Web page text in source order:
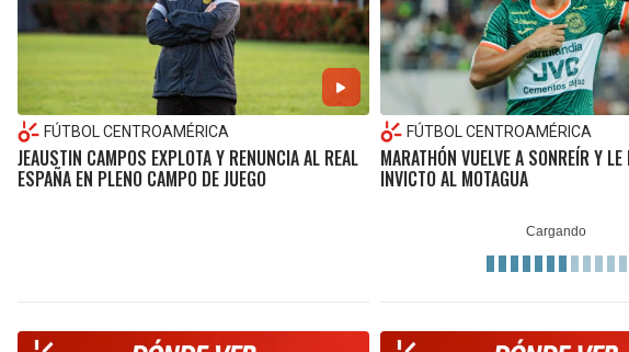
FÚTBOL CENTROAMÉRICA
JEAUSTIN CAMPOS EXPLOTA Y RENUNCIA AL REAL
ESPAÑA EN PLENO CAMPO DE JUEGO
FÚTBOL CENTROAMÉRICA
MARATHÓN VUELVE A SONREÍR Y LE
INVICTO AL MOTAGUA